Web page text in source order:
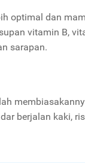
optimal dan
vitamin B,
sarapan.
berjalan kaki,